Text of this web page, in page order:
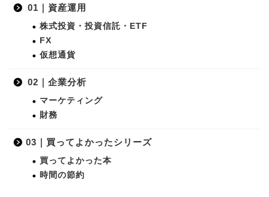
01｜資産運用
株式投資・投資信託・ETF
FX
仮想通貨
02｜企業分析
マーケティング
財務
03｜買ってよかったシリーズ
買ってよかった本
時間の節約